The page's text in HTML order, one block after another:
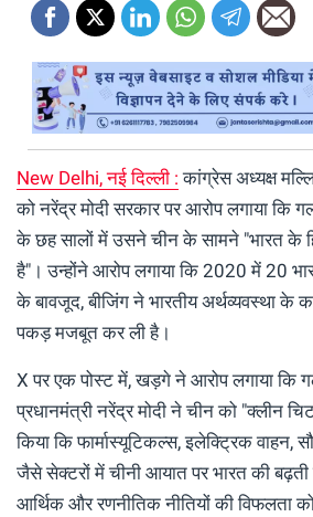
New Delhi, नई दिल्ली : कांग्रेस अध्यक्ष
को नरेंद्र मोदी सरकार पर आरोप लगाया कि
के छह सालों में उसने चीन के सामने "भारत के
है"। उन्होंने आरोप लगाया कि 2020 में 20
के बावजूद, बीजिंग ने भारतीय अर्थव्यवस्था के
पकड़ मजबूत कर ली है।
X पर एक पोस्ट में, खड़गे ने आरोप लगाया कि
प्रधानमंत्री नरेंद्र मोदी ने चीन को "क्लीन
किया कि फार्मास्यूटिकल्स, इलेक्ट्रिक वाहन,
जैसे सेक्टरों में चीनी आयात पर भारत की बढ़ती
आर्थिक और रणनीतिक नीतियों की विफलता